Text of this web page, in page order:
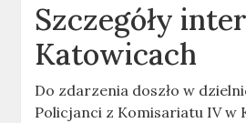
Szczegóły
Katowicach
Do zdarzenia doszło w
Policjanci z Komisariatu IV w